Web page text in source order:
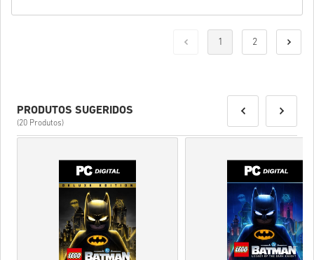
1 2
PRODUTOS SUGERIDOS
(20 Produtos)